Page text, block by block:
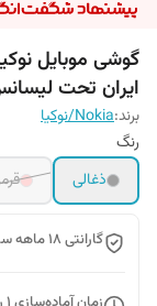
ایران تحت
برند:Nokia/نوکیا
رنگ
ذغالی
گارانتی 18 ماهه سامتل (30 روز گارانتی تعویض)